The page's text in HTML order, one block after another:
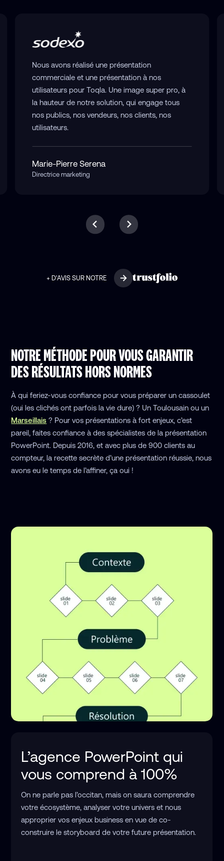
Nous avons réalisé une présentation
commerciale et une présentation à nos
utilisateurs pour Toqla. Une image super pro, à
la hauteur de notre solution, qui engage tous
nos publics, nos vendeurs, nos clients, nos
utilisateurs.
Marie-Pierre Serena
Directrice marketing
+ D'AVIS SUR NOTRE
NOTRE MÉTHODE POUR VOUS GARANTIR
DES RÉSULTATS HORS NORMES
À qui feriez-vous confiance pour vous préparer un cassoulet
(oui les clichés ont parfois la vie dure) ? Un Toulousain ou un
Marseillais ? Pour vos présentations à fort enjeux, c’est
pareil, faites confiance à des spécialistes de la présentation
PowerPoint. Depuis 2016, et avec plus de 900 clients au
compteur, la recette secrète d’une présentation réussie, nous
avons eu le temps de l’affiner, ça oui !
L’agence PowerPoint qui
vous comprend à 100%
On ne parle pas l’occitan, mais on saura comprendre
votre écosystème, analyser votre univers et nous
approprier vos enjeux business en vue de co-
construire le storyboard de votre future présentation.